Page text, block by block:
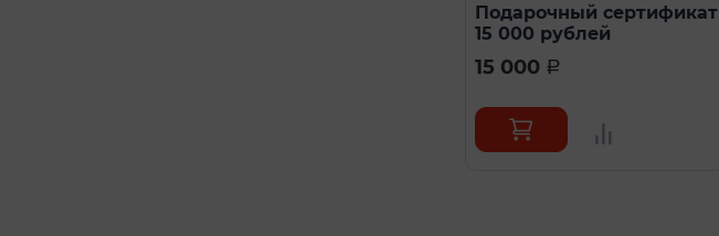
Подарочный сертификат
15 000 рублей
15 000 a